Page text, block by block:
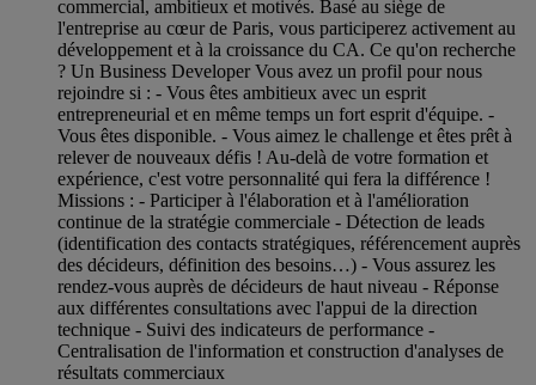
commercial, ambitieux et motivés. Basé au siège de
l'entreprise au cœur de Paris, vous participerez activement au
développement et à la croissance du CA. Ce qu'on recherche
? Un Business Developer Vous avez un profil pour nous
rejoindre si : - Vous êtes ambitieux avec un esprit
entrepreneurial et en même temps un fort esprit d'équipe. -
Vous êtes disponible. - Vous aimez le challenge et êtes prêt à
relever de nouveaux défis ! Au-delà de votre formation et
expérience, c'est votre personnalité qui fera la différence !
Missions : - Participer à l'élaboration et à l'amélioration
continue de la stratégie commerciale - Détection de leads
(identification des contacts stratégiques, référencement auprès
des décideurs, définition des besoins…) - Vous assurez les
rendez-vous auprès de décideurs de haut niveau - Réponse
aux différentes consultations avec l'appui de la direction
technique - Suivi des indicateurs de performance -
Centralisation de l'information et construction d'analyses de
résultats commerciaux